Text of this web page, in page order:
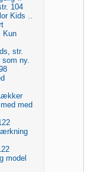
104
Kids ..
Kun
str.
ny.
med
model